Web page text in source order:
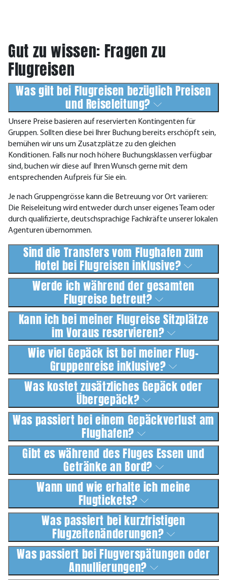
Gut zu wissen: Fragen zu
Flugreisen
Was gilt bei Flugreisen bezüglich Preisen
und Reiseleitung?
Unsere Preise basieren auf reservierten Kontingenten für
Gruppen. Sollten diese bei Ihrer Buchung bereits erschöpft sein,
bemühen wir uns um Zusatzplätze zu den gleichen
Konditionen. Falls nur noch höhere Buchungsklassen verfügbar
sind, buchen wir diese auf Ihren Wunsch gerne mit dem
entsprechenden Aufpreis für Sie ein.
Je nach Gruppengrösse kann die Betreuung vor Ort variieren:
Die Reiseleitung wird entweder durch unser eigenes Team oder
durch qualifizierte, deutschsprachige Fachkräfte unserer lokalen
Agenturen übernommen.
Sind die Transfers vom Flughafen zum
Hotel bei Flugreisen inklusive?
Werde ich während der gesamten
Flugreise betreut?
Kann ich bei meiner Flugreise Sitzplätze
im Voraus reservieren?
Wie viel Gepäck ist bei meiner Flug-
Gruppenreise inklusive?
Was kostet zusätzliches Gepäck oder
Übergepäck?
Was passiert bei einem Gepäckverlust am
Flughafen?
Gibt es während des Fluges Essen und
Getränke an Bord?
Wann und wie erhalte ich meine
Flugtickets?
Was passiert bei kurzfristigen
Flugzeitenänderungen?
Was passiert bei Flugverspätungen oder
Annullierungen?